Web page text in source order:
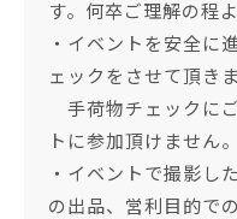
す。何卒ご理解の程
・イベントを安全に
ェックをさせて頂きま
手荷物チェックに
トに参加頂けません
・イベントで撮影し
の出品、営利目的で